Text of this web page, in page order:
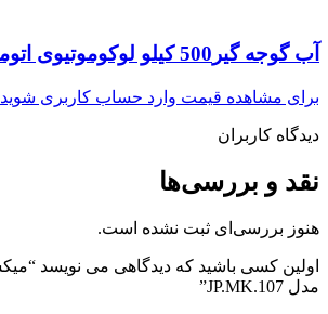
آب گوجه گیر500 کیلو لوکوموتیوی اتومات
برای مشاهده قیمت وارد حساب کاربری شوید
دیدگاه کاربران
نقد و بررسی‌ها
هنوز بررسی‌ای ثبت نشده است.
مدل JP.MK.107”